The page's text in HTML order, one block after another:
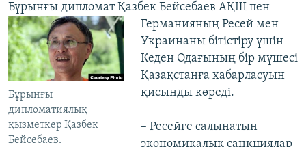
Бұрынғы дипломат Қазбек Бейсебаев АҚШ пен
Германияның Ресей мен
Бұрынғы
дипломатиялық
қызметкер Қазбек
Бейсебаев.
Украинаны бітістіру үшін
Кеден Одағының бір мүшесі
Қазақстанға хабарласуын
қисынды көреді.
– Ресейге салынатын
экономикалық санкциялар